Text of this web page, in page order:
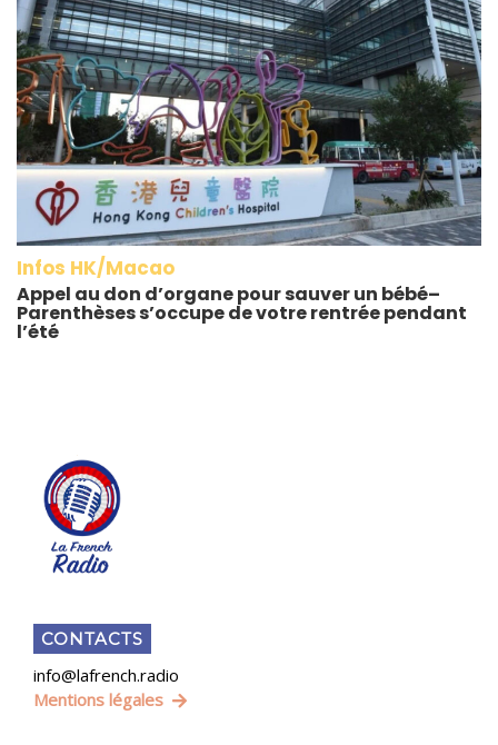
Infos HK/Macao
Appel au don d’organe pour sauver un bébé–
Parenthèses s’occupe de votre rentrée pendant
l’été
CONTACTS
info@lafrench.radio
Mentions légales